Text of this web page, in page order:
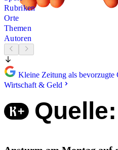
Rubriken
Orte
Themen
Autoren
Kleine Zeitung als
Wirtschaft & Geld